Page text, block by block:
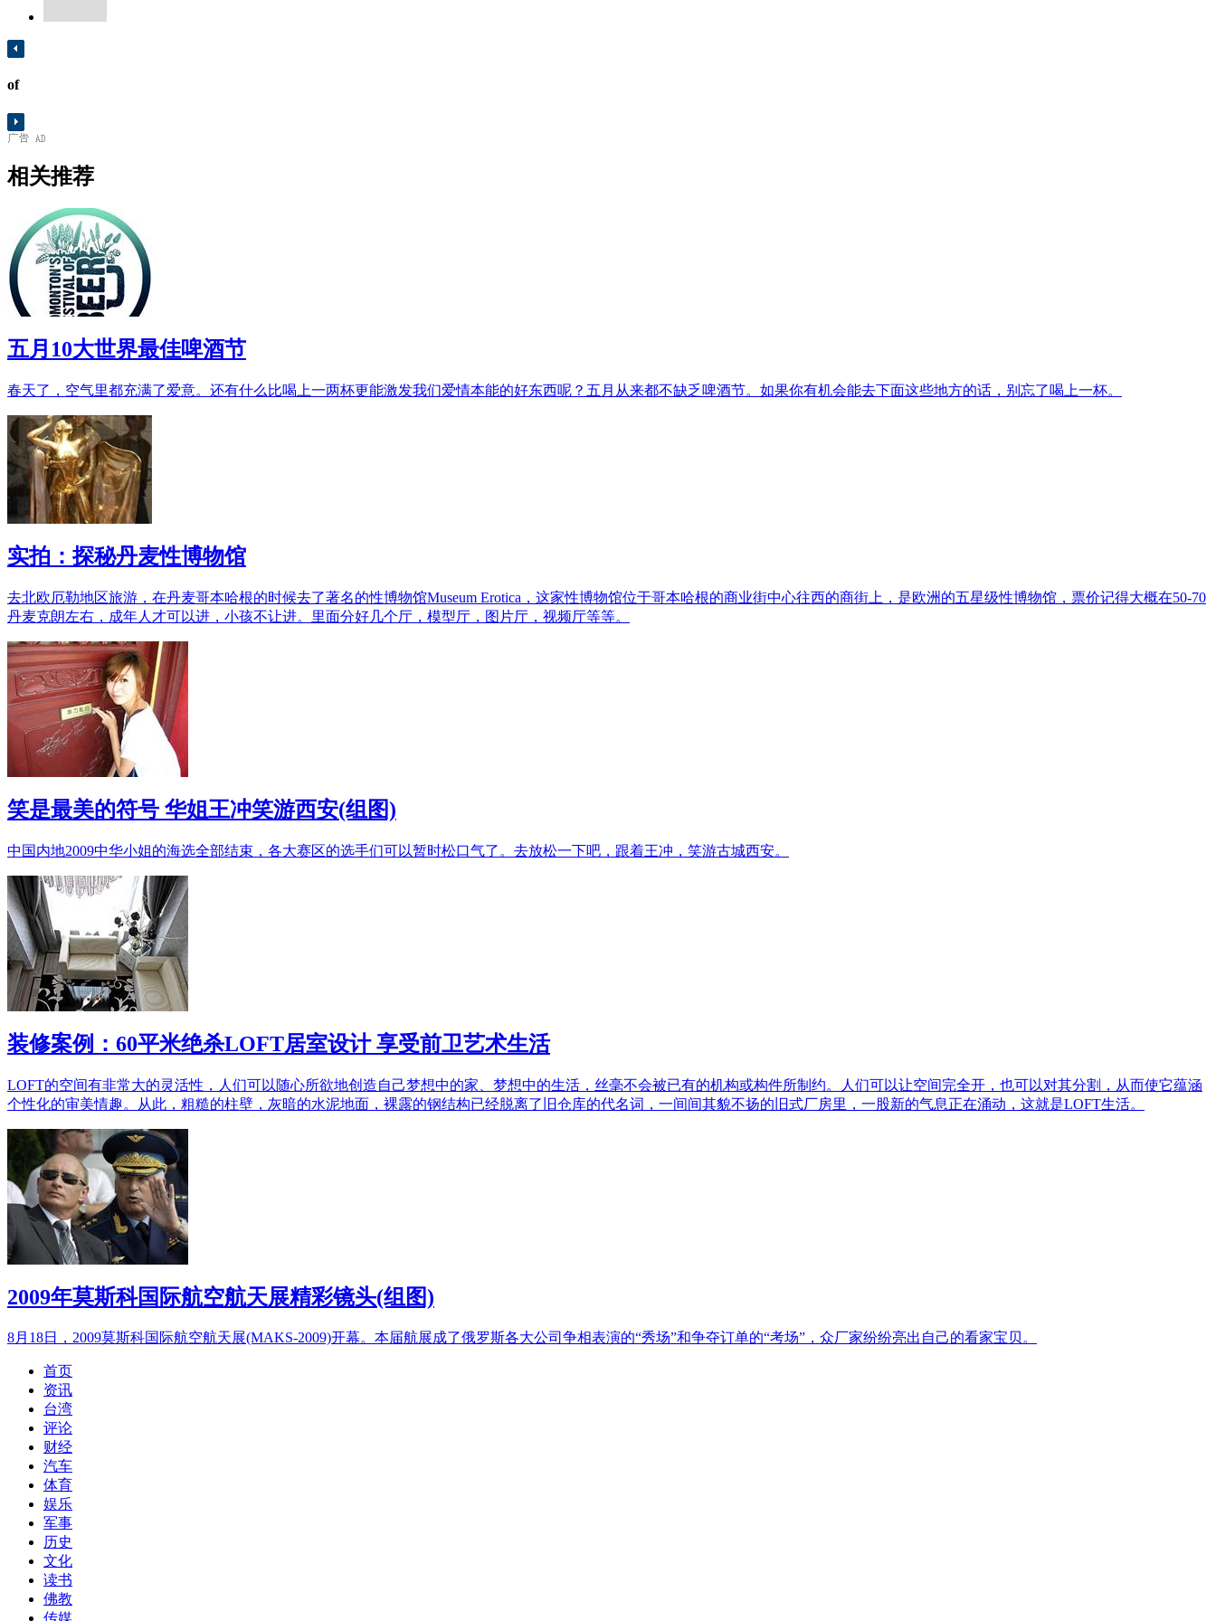
of
相关推荐
五月10大世界最佳啤酒节
春天了，空气里都充满了爱意。还有什么比喝上一两杯更能激发我们爱情本能的好东西呢？五月从来都不缺乏啤酒节。如果你有机会能去下面这些地方的话，别忘了喝上一杯。
实拍：探秘丹麦性博物馆
去北欧厄勒地区旅游，在丹麦哥本哈根的时候去了著名的性博物馆Museum Erotica，这家性博物馆位于哥本哈根的商业街中心往西的商街上，是欧洲的五星级性博物馆，票价记得大概在50-70
丹麦克朗左右，成年人才可以进，小孩不让进。里面分好几个厅，模型厅，图片厅，视频厅等等。
笑是最美的符号 华姐王冲笑游西安(组图)
中国内地2009中华小姐的海选全部结束，各大赛区的选手们可以暂时松口气了。去放松一下吧，跟着王冲，笑游古城西安。
装修案例：60平米绝杀LOFT居室设计 享受前卫艺术生活
LOFT的空间有非常大的灵活性，人们可以随心所欲地创造自己梦想中的家、梦想中的生活，丝毫不会被已有的机构或构件所制约。人们可以让空间完全开，也可以对其分割，从而使它蕴涵
个性化的审美情趣。从此，粗糙的柱壁，灰暗的水泥地面，裸露的钢结构已经脱离了旧仓库的代名词，一间间其貌不扬的旧式厂房里，一股新的气息正在涌动，这就是LOFT生活。
2009年莫斯科国际航空航天展精彩镜头(组图)
8月18日，2009莫斯科国际航空航天展(MAKS-2009)开幕。本届航展成了俄罗斯各大公司争相表演的“秀场”和争夺订单的“考场”，众厂家纷纷亮出自己的看家宝贝。
首页
资讯
台湾
评论
财经
汽车
体育
娱乐
军事
历史
文化
读书
佛教